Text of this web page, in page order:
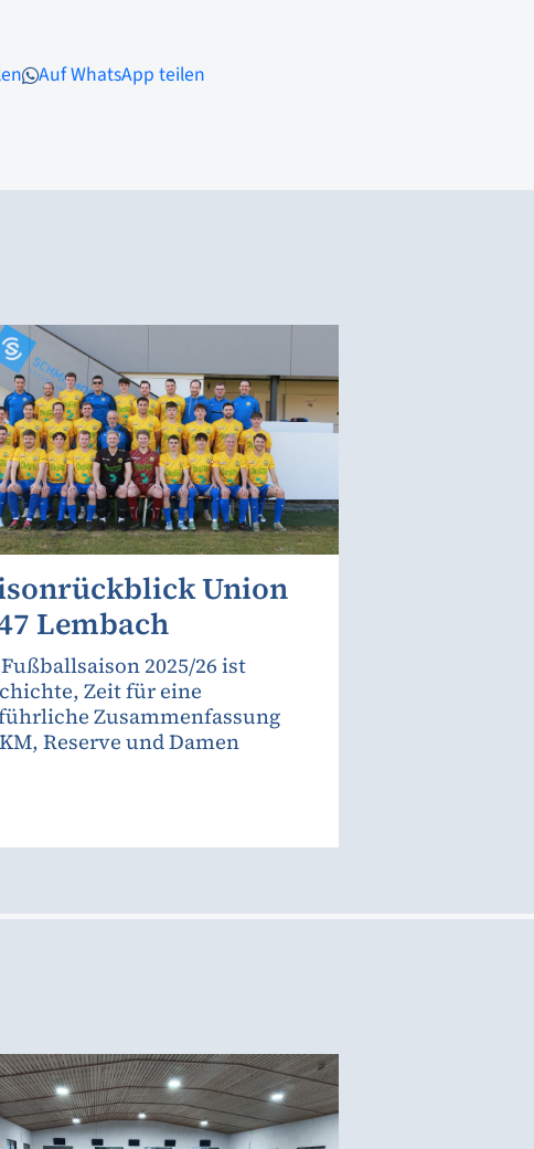
Auf WhatsApp teilen
Union
Lembach
2025/26 ist
Zeit für eine
Zusammenfassung
Reserve und Damen